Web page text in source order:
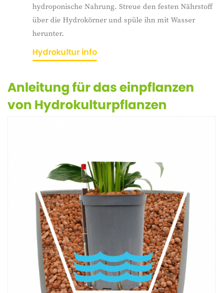
hydroponische Nahrung. Streue den festen Nährstoff
über die Hydrokörner und spüle ihn mit Wasser
herunter.
Hydrokultur info
Anleitung für das einpflanzen
von Hydrokulturpflanzen